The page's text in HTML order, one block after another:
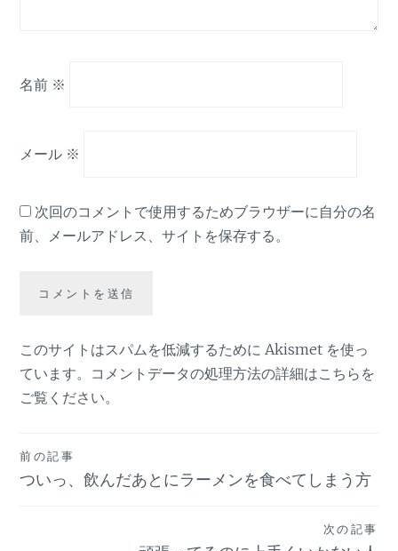
名前 ※
メール ※
次回のコメントで使用するためブラウザーに自分の名
前、メールアドレス、サイトを保存する。
このサイトはスパムを低減するために Akismet を使っ
ています。 コメントデータの処理方法の詳細はこちらを
ご覧ください。
投
稿
前の記事
ついっ、飲んだあとにラーメンを食べてしまう方
次の記事